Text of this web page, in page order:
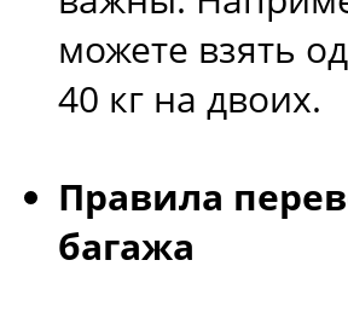
можете взять
40 кг на двоих.
Правила
багажа